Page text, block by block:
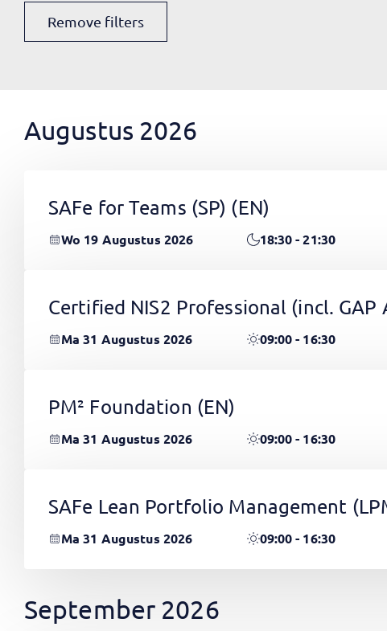
Remove filters
Augustus 2026
SAFe for Teams (SP) (EN)
Wo 19 Augustus 2026 18:30 - 21:30
Certified NIS2 Professional (incl. GAP
Ma 31 Augustus 2026 09:00 - 16:30
PM² Foundation (EN)
Ma 31 Augustus 2026 09:00 - 16:30
SAFe Lean Portfolio Management
Ma 31 Augustus 2026 09:00 - 16:30
September 2026